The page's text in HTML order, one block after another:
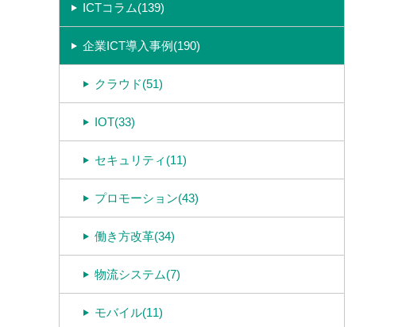
ICTコラム(139)
企業ICT導入事例(190)
クラウド(51)
IOT(33)
セキュリティ(11)
プロモーション(43)
働き方改革(34)
物流システム(7)
モバイル(11)